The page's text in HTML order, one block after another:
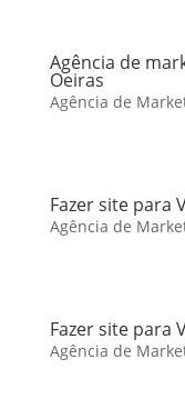
Agência de
Oeiras
Agência de
Fazer site para
Agência de
Fazer site para
Agência de